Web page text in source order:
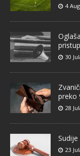
4
30
preko
28
23